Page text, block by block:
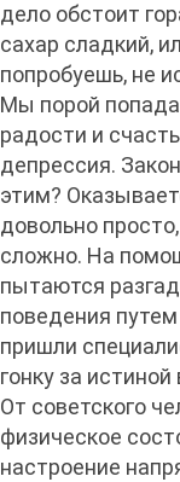
дело обстоит
сахар сладкий,
попробуешь, не
Мы порой
радости и
депрессия.
этим?
довольно
сложно. На
пытаются
поведения
пришли
гонку за
От советского
физическое
настроение